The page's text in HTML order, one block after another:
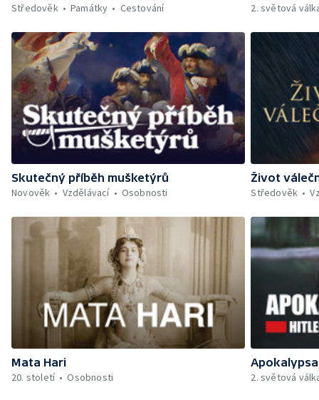
Středověk
Památky Cestování
2. světová
Skutečný příběh mušketýrů
Novověk
Vzdělávací Osobnosti
Život
Středověk
Mata Hari
20. století
Osobnosti
2. světová